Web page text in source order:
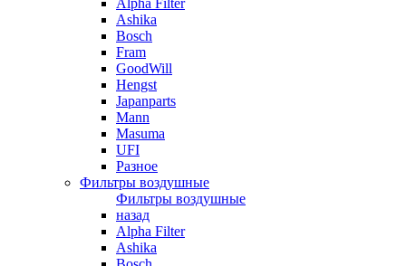
Alpha Filter
Ashika
Bosch
Fram
GoodWill
Hengst
Japanparts
Mann
Masuma
UFI
Разное
Фильтры воздушные
Фильтры воздушные
назад
Alpha Filter
Ashika